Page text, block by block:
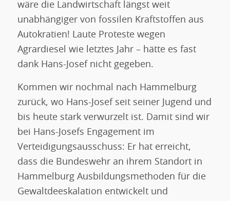
wäre die Landwirtschaft längst weit
unabhängiger von fossilen Kraftstoffen aus
Autokratien! Laute Proteste wegen
Agrardiesel wie letztes Jahr – hätte es fast
dank Hans-Josef nicht gegeben.
Kommen wir nochmal nach Hammelburg
zurück, wo Hans-Josef seit seiner Jugend und
bis heute stark verwurzelt ist. Damit sind wir
bei Hans-Josefs Engagement im
Verteidigungsausschuss: Er hat erreicht,
dass die Bundeswehr an ihrem Standort in
Hammelburg Ausbildungsmethoden für die
Gewaltdeeskalation entwickelt und